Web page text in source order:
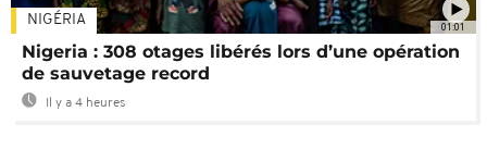
01:01
NIGÉRIA
Nigeria : 308 otages libérés lors d’une opération
de sauvetage record
Il y a 4 heures